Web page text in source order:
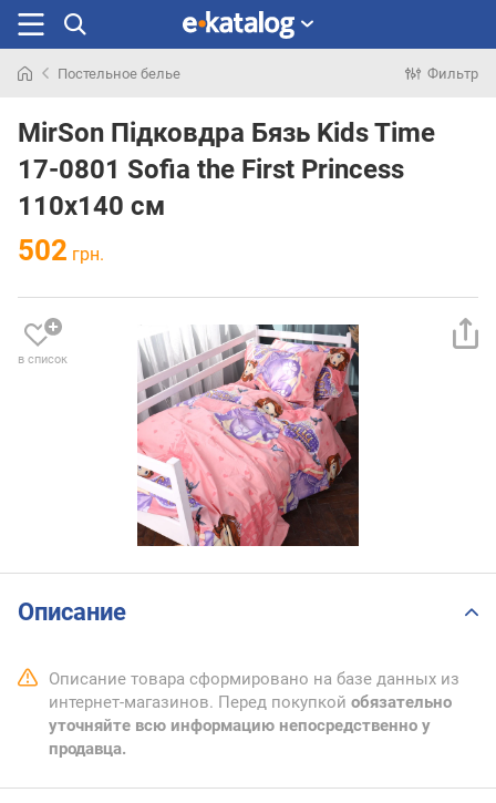
раньше
Постельное белье Фильтр
MirSon Підковдра Бязь Kids Time
17-0801 Sofia the First Princess
110х140 см
502 грн.
в список
Описание
Описание товара сформировано на базе данных из
интернет-магазинов. Перед покупкой обязательно
уточняйте всю информацию непосредственно у
продавца.